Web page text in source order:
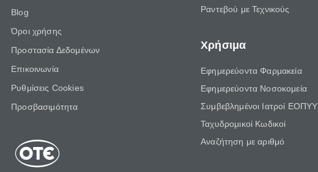
Blog
Όροι χρήσης
Προστασία Δεδομένων
Επικοινωνία
Ρυθμίσεις Cookies
Προσβασιμότητα
Ραντεβού με Τεχνικούς
Χρήσιμα
Εφημερεύοντα Φαρμακεία
Εφημερεύοντα Νοσοκομεία
Συμβεβλημένοι Ιατροί ΕΟΠΥΥ
Ταχυδρομικοί Κωδικοί
Αναζήτηση με αριθμό